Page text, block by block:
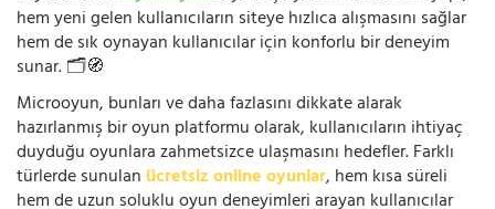
hem yeni gelen kullanıcıların siteye hızlıca alışmasını sağlar
hem de sık oynayan kullanıcılar için konforlu bir deneyim
sunar. 🗂️🧭
Microoyun, bunları ve daha fazlasını dikkate alarak
hazırlanmış bir oyun platformu olarak, kullanıcıların ihtiyaç
duyduğu oyunlara zahmetsizce ulaşmasını hedefler. Farklı
türlerde sunulan ücretsiz online oyunlar, hem kısa süreli
hem de uzun soluklu oyun deneyimleri arayan kullanıcılar